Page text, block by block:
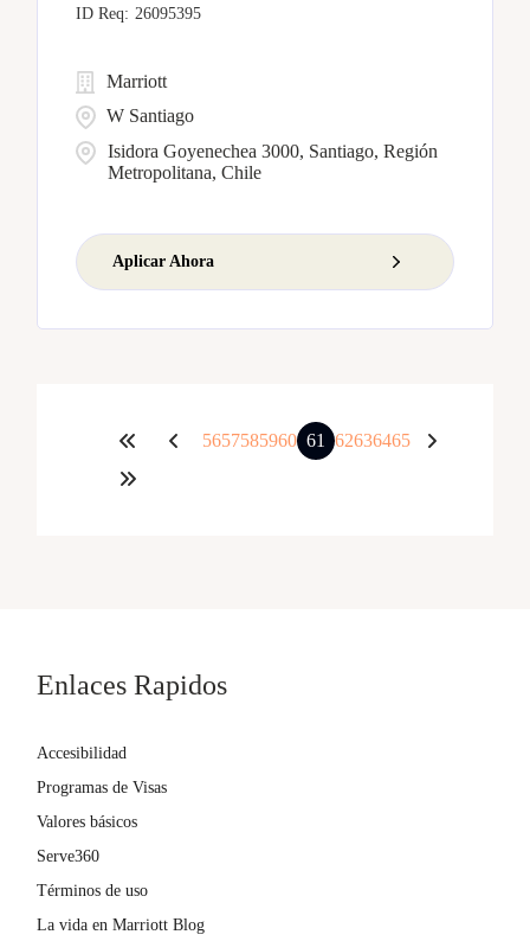
26095395
Isidora Goyenechea 3000, Santiago, Región
Metropolitana, Chile
Marriott
W Santiago
Aplicar Ahora
5657585960 61 62636465
Enlaces Rapidos
Accesibilidad
Programas de Visas
Valores básicos
Serve360
Términos de uso
La vida en Marriott Blog